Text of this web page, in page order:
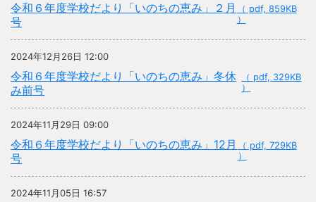
令和６年度学校だより「いのちの恵み」２月
号
（ pdf, 859KB
）
2024年12月26日 12:00
令和６年度学校だより「いのちの恵み」冬休
み前号
（ pdf, 329KB
）
2024年11月29日 09:00
令和６年度学校だより「いのちの恵み」12月
号
（ pdf, 729KB
）
2024年11月05日 16:57